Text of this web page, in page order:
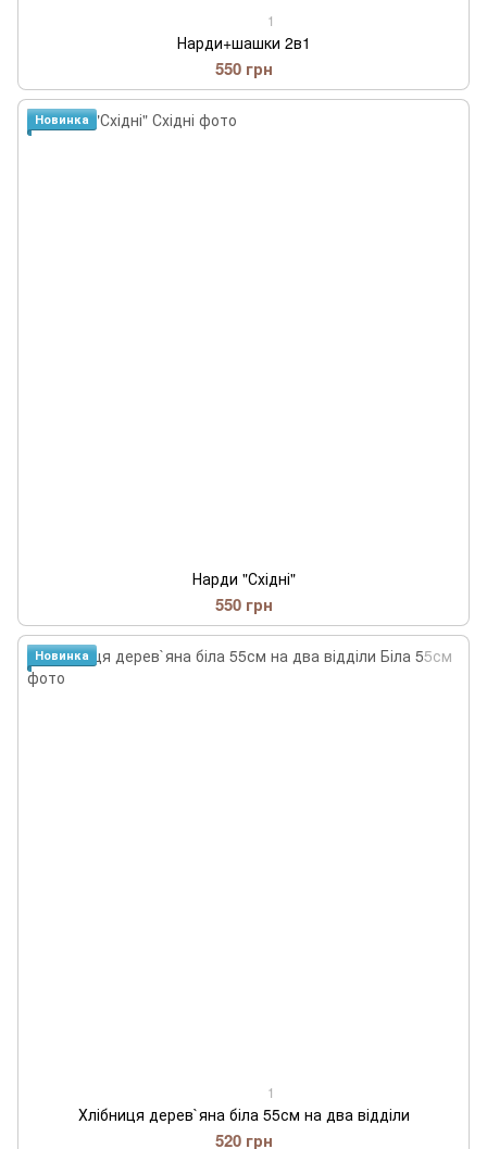
1
Нарди+шашки 2в1
550 грн
Новинка
Нарди "Східні"
550 грн
Новинка
1
Хлібниця дерев`яна біла 55см на два відділи
520 грн